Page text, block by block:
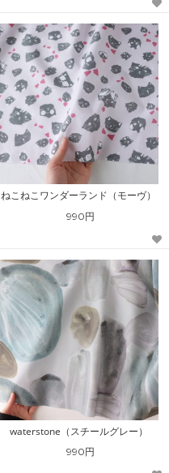
ねこねこワンダーランド（モーヴ）
990円
waterstone（スチールグレー）
990円